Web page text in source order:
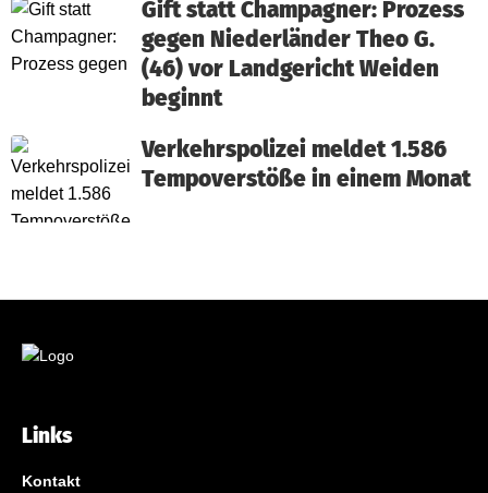
Gift statt Champagner: Prozess
gegen Niederländer Theo G.
(46) vor Landgericht Weiden
beginnt
Verkehrspolizei meldet 1.586
Tempoverstöße in einem Monat
Links
Kontakt